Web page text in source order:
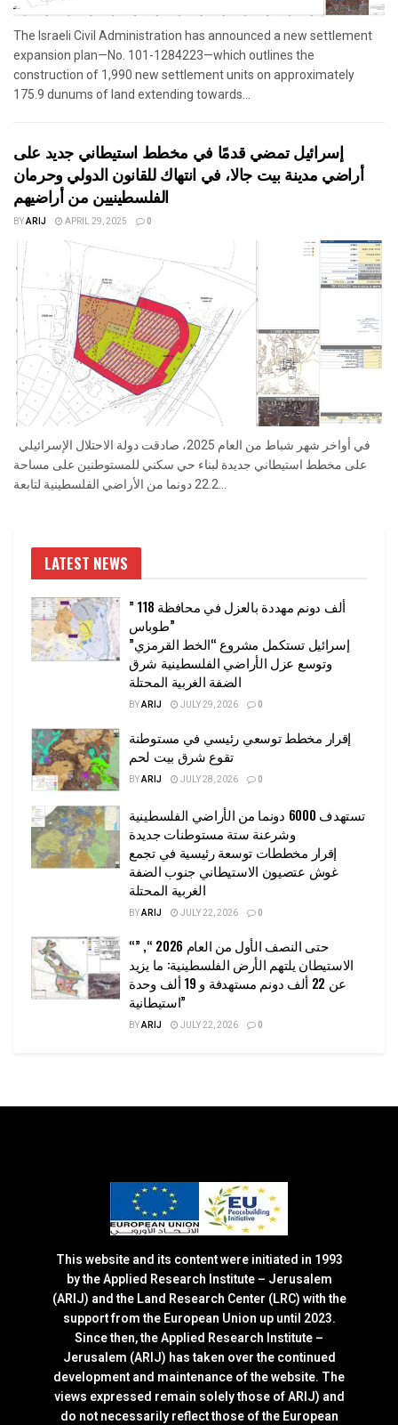
The Israeli Civil Administration has announced a new settlement
expansion plan—No. 101-1284223—which outlines the
construction of 1,990 new settlement units on approximately
175.9 dunums of land extending towards...
إسرائيل تمضي قدمًا في مخطط استيطاني جديد على
أراضي مدينة بيت جالا، في انتهاك للقانون الدولي وحرمان
الفلسطينيين من أراضيهم
BYARIJ APRIL 29, 2025 0
على مخطط استيطاني جديدة لبناء حي سكني للمستوطنين على مساحة
22.2 دونما من الأراضي الفلسطينية لتابعة...
LATEST NEWS
” 118 ألف دونم مهددة بالعزل في محافظة
طوباس”
إسرائيل تستكمل مشروع “الخط القرمزي”
وتوسع عزل الأراضي الفلسطينية شرق
الضفة الغربية المحتلة
BYARIJ JULY 29, 2026 0
إقرار مخطط توسعي رئيسي في مستوطنة
تقوع شرق بيت لحم
BYARIJ JULY 28, 2026 0
تستهدف 6000 دونما من الأراضي الفلسطينية
وشرعنة ستة مستوطنات جديدة
إقرار مخططات توسعة رئيسية في تجمع
غوش عتصيون الاستيطاني جنوب الضفة
الغربية المحتلة
BYARIJ JULY 22, 2026 0
“حتى النصف الأول من العام 2026 “, ”
الاستيطان يلتهم الأرض الفلسطينية: ما يزيد
عن 22 ألف دونم مستهدفة و 19 ألف وحدة
استيطانية”
BYARIJ JULY 22, 2026 0
This website and its content were initiated in 1993
by the Applied Research Institute – Jerusalem
(ARIJ) and the Land Research Center (LRC) with the
support from the European Union up until 2023.
Since then, the Applied Research Institute –
Jerusalem (ARIJ) has taken over the continued
development and maintenance of the website. The
views expressed remain solely those of ARIJ) and
do not necessarily reflect those of the European